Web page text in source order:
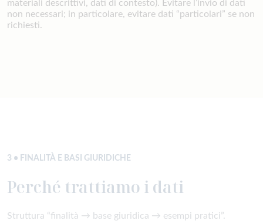
materiali descrittivi, dati di contesto). Evitare l’invio di dati
non necessari; in particolare, evitare dati “particolari” se non
richiesti.
3 • FINALITÀ E BASI GIURIDICHE
Perché trattiamo i dati
Struttura “finalità → base giuridica → esempi pratici”.